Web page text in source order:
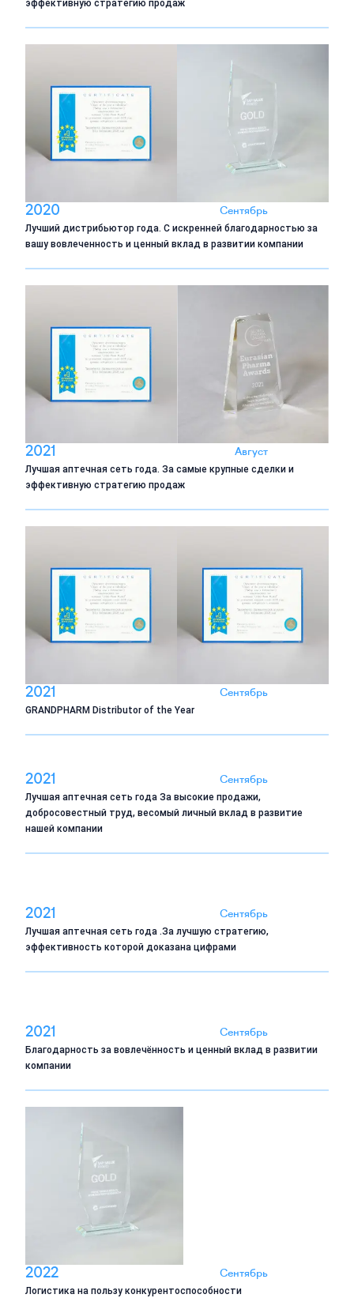
эффективную стратегию продаж
2020 Сентябрь
Лучший дистрибьютор года. С искренней благодарностью за
вашу вовлеченность и ценный вклад в развитии компании
2021 Август
Лучшая аптечная сеть года. За самые крупные сделки и
эффективную стратегию продаж
2021 Сентябрь
GRANDPHARM Distributor of the Year
2021 Сентябрь
Лучшая аптечная сеть года За высокие продажи,
добросовестный труд, весомый личный вклад в развитие
нашей компании
2021 Сентябрь
Лучшая аптечная сеть года .За лучшую стратегию,
эффективность которой доказана цифрами
2021 Сентябрь
Благодарность за вовлечённость и ценный вклад в развитии
компании
2022 Сентябрь
Логистика на пользу конкурентоспособности